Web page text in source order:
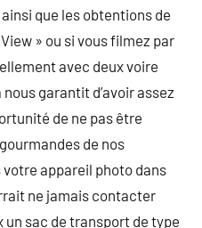
ainsi que les obtentions de
View » ou si vous filmez par
avec deux voire
garantit d’avoir assez
de ne pas être
de nos
appareil photo dans
ne jamais contacter
sac de transport de type